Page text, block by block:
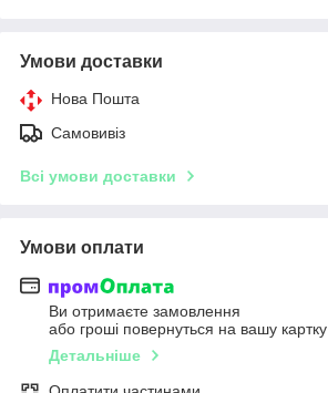
Умови доставки
Нова Пошта
Самовивіз
Всі умови доставки
Умови оплати
Ви отримаєте замовлення
або гроші повернуться на вашу картку
Детальніше